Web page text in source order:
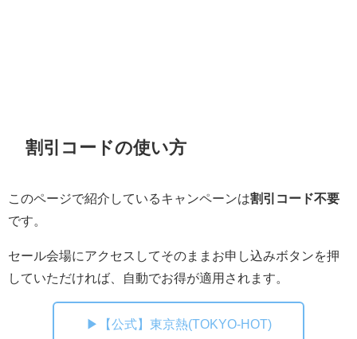
割引コードの使い方
このページで紹介しているキャンペーンは割引コード不要
です。
セール会場にアクセスしてそのままお申し込みボタンを押
していただければ、自動でお得が適用されます。
▶【公式】東京熱(TOKYO-HOT)